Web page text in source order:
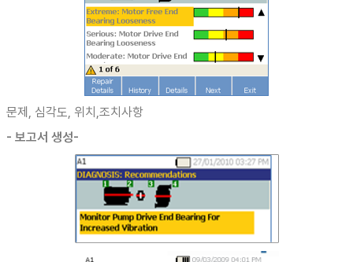
문제, 심각도, 위치,조치사항
- 보고서 생성-